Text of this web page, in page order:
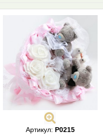
Артикул: Р0215